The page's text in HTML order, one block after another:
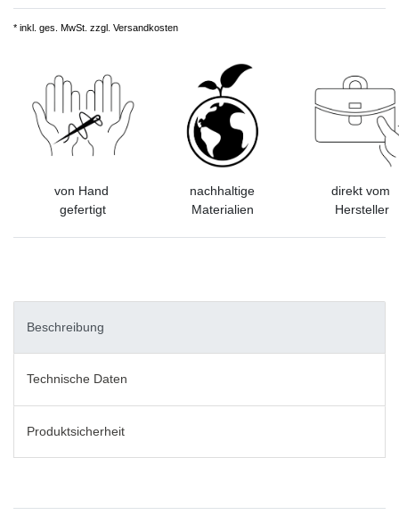
* inkl. ges. MwSt. zzgl. Versandkosten
von Hand
gefertigt
nachhaltige
Materialien
direkt vom
Hersteller
Beschreibung
Technische Daten
Produktsicherheit